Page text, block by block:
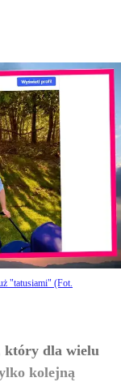
"tatusiami" (Fot.
który dla wielu
kolejną